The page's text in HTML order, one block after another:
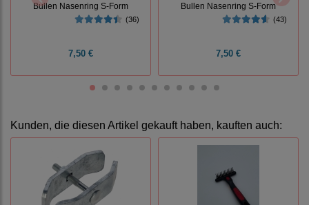
Bullen Nasenring S-Form
(36)
7,50 €
Bullen Nasenring S-Form
(43)
7,50 €
Kunden, die diesen Artikel gekauft haben, kauften auch: